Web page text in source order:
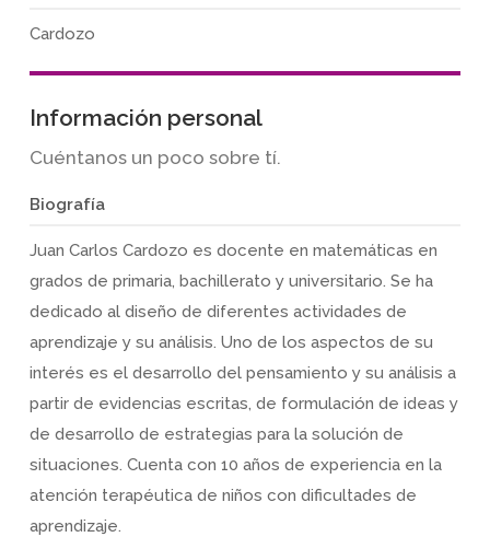
Cardozo
Información personal
Cuéntanos un poco sobre tí.
Biografía
Juan Carlos Cardozo es docente en matemáticas en
grados de primaria, bachillerato y universitario. Se ha
dedicado al diseño de diferentes actividades de
aprendizaje y su análisis. Uno de los aspectos de su
interés es el desarrollo del pensamiento y su análisis a
partir de evidencias escritas, de formulación de ideas y
de desarrollo de estrategias para la solución de
situaciones. Cuenta con 10 años de experiencia en la
atención terapéutica de niños con dificultades de
aprendizaje.